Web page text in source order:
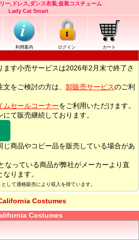
ー,ドレス,ダンス衣装,仮装コスチューム
Lady Cat Smart
利用案内 ログイン カート
ます小売サービスは2026年2月末で終了さ
をご検討の方は、 卸販売サービスのご利
ムセールコーナーをご利用いただけます。
て販売継続しております。
じ商品やコピー品を販売している場合があ
なっている商品が弊社がメーカーより直
ります。
して適格販売により収入を得ています。
Costumes
Costumes